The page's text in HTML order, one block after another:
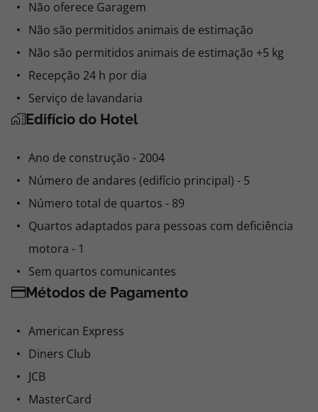
Não oferece Garagem
Não são permitidos animais de estimação
Não são permitidos animais de estimação +5 kg
Recepção 24 h por dia
Serviço de lavandaria
Edifício do Hotel
Ano de construção - 2004
Número de andares (edifício principal) - 5
Número total de quartos - 89
Quartos adaptados para pessoas com deficiência
motora - 1
Sem quartos comunicantes
Métodos de Pagamento
American Express
Diners Club
JCB
MasterCard